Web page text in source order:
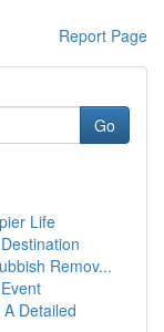
Report Page
Go
Life
Remov...
Detailed